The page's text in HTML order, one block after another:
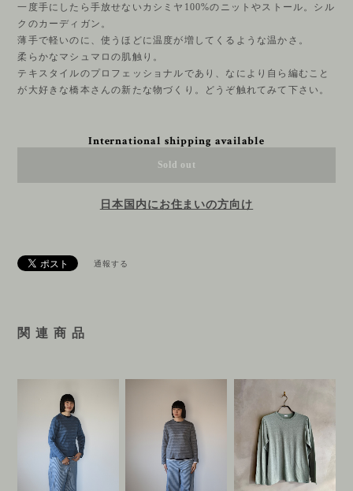
一度手にしたら手放せないカシミヤ100%のニットやストール。シル
クのカーディガン。
薄手で軽いのに、使うほどに温度が増してくるような温かさ。
柔らかなマシュマロの肌触り。
テキスタイルのプロフェッショナルであり、なにより自ら編むこと
が大好きな橋本さんの新たな物づくり。どうぞ触れてみて下さい。
International shipping available
Sold out
日本国内にお住まいの方向け
通報する
関 連 商 品